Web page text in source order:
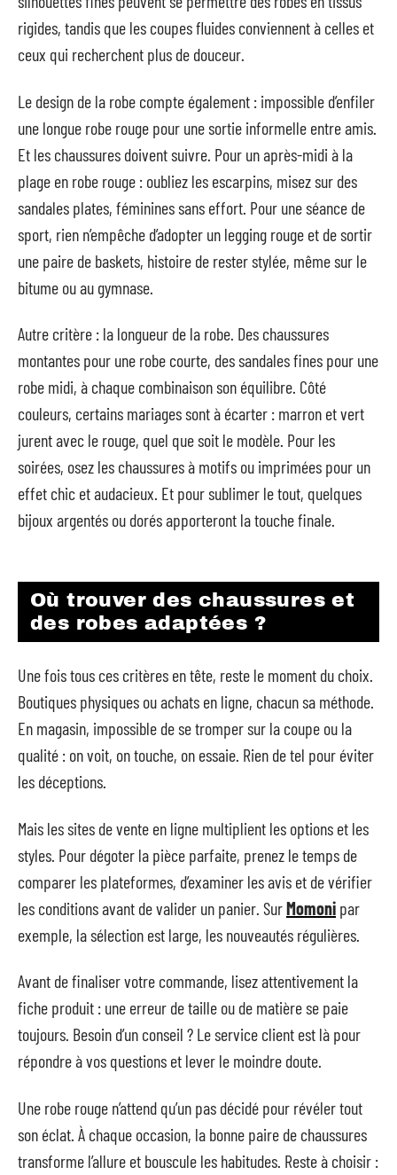
rigides, tandis que les coupes fluides conviennent à celles et
ceux qui recherchent plus de douceur.
Le design de la robe compte également : impossible d’enfiler
une longue robe rouge pour une sortie informelle entre amis.
Et les chaussures doivent suivre. Pour un après-midi à la
plage en robe rouge : oubliez les escarpins, misez sur des
sandales plates, féminines sans effort. Pour une séance de
sport, rien n’empêche d’adopter un legging rouge et de sortir
une paire de baskets, histoire de rester stylée, même sur le
bitume ou au gymnase.
Autre critère : la longueur de la robe. Des chaussures
montantes pour une robe courte, des sandales fines pour une
robe midi, à chaque combinaison son équilibre. Côté
couleurs, certains mariages sont à écarter : marron et vert
jurent avec le rouge, quel que soit le modèle. Pour les
soirées, osez les chaussures à motifs ou imprimées pour un
effet chic et audacieux. Et pour sublimer le tout, quelques
bijoux argentés ou dorés apporteront la touche finale.
Où trouver des chaussures et
des robes adaptées ?
Une fois tous ces critères en tête, reste le moment du choix.
Boutiques physiques ou achats en ligne, chacun sa méthode.
En magasin, impossible de se tromper sur la coupe ou la
qualité : on voit, on touche, on essaie. Rien de tel pour éviter
les déceptions.
Mais les sites de vente en ligne multiplient les options et les
styles. Pour dégoter la pièce parfaite, prenez le temps de
comparer les plateformes, d’examiner les avis et de vérifier
les conditions avant de valider un panier. SurMomoni par
exemple, la sélection est large, les nouveautés régulières.
Avant de finaliser votre commande, lisez attentivement la
fiche produit : une erreur de taille ou de matière se paie
toujours. Besoin d’un conseil ? Le service client est là pour
répondre à vos questions et lever le moindre doute.
Une robe rouge n’attend qu’un pas décidé pour révéler tout
son éclat. À chaque occasion, la bonne paire de chaussures
transforme l’allure et bouscule les habitudes. Reste à choisir :